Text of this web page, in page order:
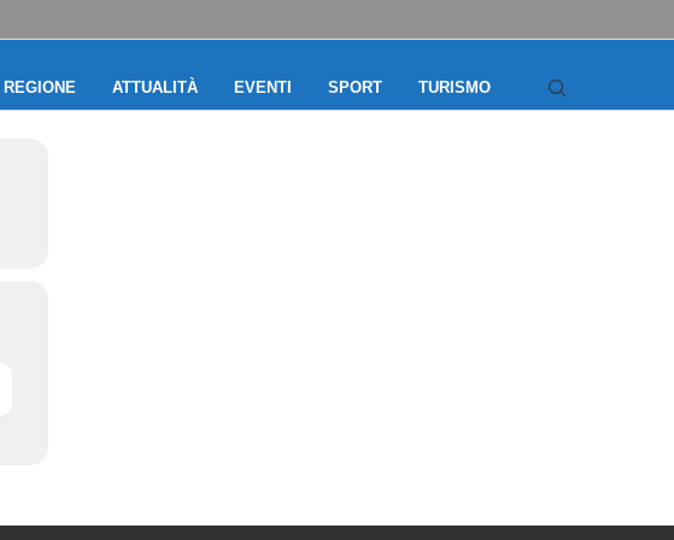
REGIONE ATTUALITÀ EVENTI SPORT TURISMO